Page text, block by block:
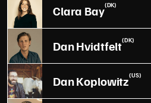
Clara Bay(DK)
Dan Hvidtfelt(DK)
Dan Koplowitz(US)